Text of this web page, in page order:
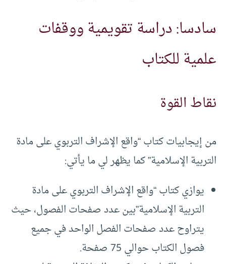
سادسا: دراسة تقويمية ووقفات
علمية للكتاب
نقاط القوة
من إيجابيات كتاب “واقع الإشراف التربوي على مادة
التربية الإسلامية” كما يظهر لي ما يأتي:
يوازي كتاب “واقع الإشراف التربوي على مادة
التربية الإسلامية”بين عدد صفحات الفصول، حيث
يتراوح عدد صفحات الفصل الواحد في جميع
فصول الكتاب حوالي 75 صفحة.